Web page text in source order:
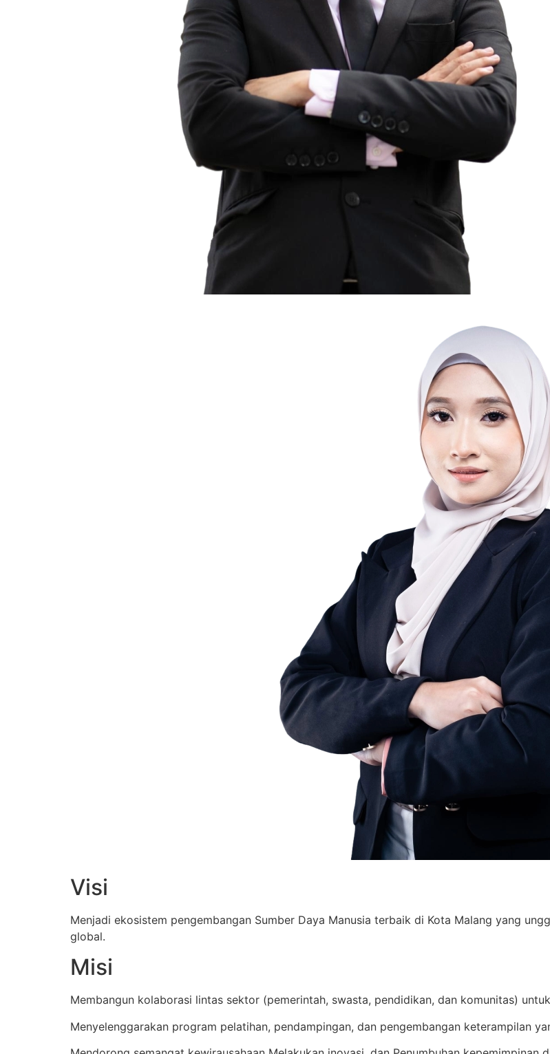
Visi
Menjadi ekosistem pengembangan Sumber Daya Manusia terbaik di Kota Malang yang
global.
Misi
Membangun kolaborasi lintas sektor (pemerintah, swasta, pendidikan, dan komunitas)
Menyelenggarakan program pelatihan, pendampingan, dan pengembangan keterampilan